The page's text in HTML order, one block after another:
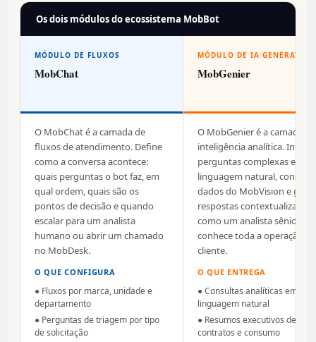
Os dois módulos do ecossistema MobBot
MÓDULO DE FLUXOS
MobChat
O MobChat é a camada de
fluxos de atendimento. Define
como a conversa acontece:
quais perguntas o bot faz, em
qual ordem, quais são os
pontos de decisão e quando
escalar para um analista
humano ou abrir um chamado
no MobDesk.
O QUE CONFIGURA
● Fluxos por marca, unidade e
departamento
● Perguntas de triagem por tipo
de solicitação
MÓDULO DE IA GENERATIVA
MobGenier
O MobGenier é a camada de
inteligência analítica.
perguntas complexas em
linguagem natural,
dados do MobVision e gera
respostas contextualizadas,
como um analista sênior
conhece toda a operação do
cliente.
O QUE ENTREGA
● Consultas analíticas em
linguagem natural
● Resumos executivos de
contratos e consumo